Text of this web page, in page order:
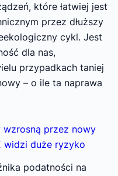
które łatwiej jest
przez dłuższy
cykl. Jest
dla nas,
przypadkach taniej
– o ile ta naprawa
wzrosną przez nowy
widzi duże ryzyko
podatności na